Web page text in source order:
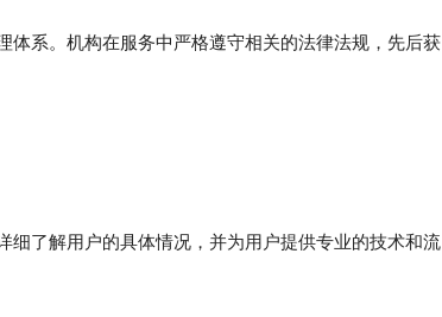
系。机构在服务中严格遵守相关的法律法规，先后获
了解用户的具体情况，并为用户提供专业的技术和流